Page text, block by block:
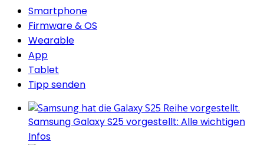
Smartphone
Firmware & OS
Wearable
App
Tablet
Tipp senden
Samsung Galaxy S25 vorgestellt: Alle wichtigen
Infos